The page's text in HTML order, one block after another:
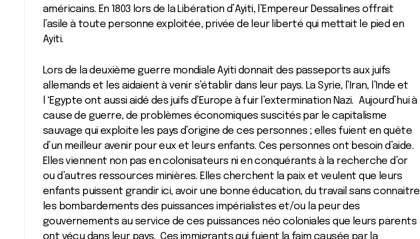
américains. En 1803 lors de la Libération d’Ayiti, l’Empereur Dessalines offrait
l’asile à toute personne exploitée, privée de leur liberté qui mettait le pied en
Ayiti.
Lors de la deuxième guerre mondiale Ayiti donnait des passeports aux juifs
allemands et les aidaient à venir s’établir dans leur pays. La Syrie, l’Iran, l’Inde et
l ‘Egypte ont aussi aidé des juifs d’Europe à fuir l’extermination Nazi. Aujourd’hui à
cause de guerre, de problèmes économiques suscités par le capitalisme
sauvage qui exploite les pays d’origine de ces personnes ; elles fuient en quête
d’un meilleur avenir pour eux et leurs enfants. Ces personnes ont besoin d’aide.
Elles viennent non pas en colonisateurs ni en conquérants à la recherche d’or
ou d’autres ressources minières. Elles cherchent la paix et veulent que leurs
enfants puissent grandir ici, avoir une bonne éducation, du travail sans connaitre
les bombardements des puissances impérialistes et/ou la peur des
gouvernements au service de ces puissances néo coloniales que leurs parents
ont vécu dans leur pays. Ces immigrants qui fuient la faim causée par la